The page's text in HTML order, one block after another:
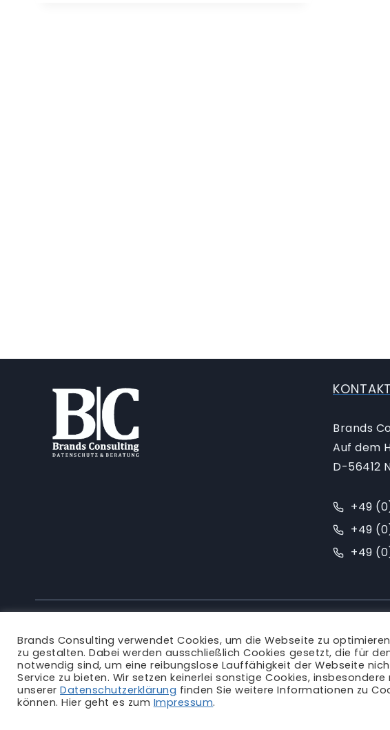
KONTAKT
Brands
Auf dem
D-56412
+49
+49
+49
Brands Consulting verwendet Cookies, um die Webseite zu
zu gestalten. Dabei werden ausschließlich Cookies gesetzt, die für
notwendig sind, um eine reibungslose Lauffähigkeit der Webseite
Service zu bieten. Wir setzen keinerlei sonstige Cookies,
unsererDatenschutzerklärung finden Sie weitere Informationen zu
können. Hier geht es zum Impressum.